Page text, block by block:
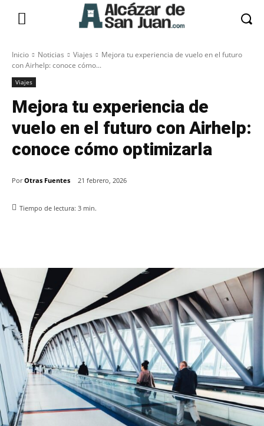
Inicio Noticias Viajes
Mejora tu experiencia de vuelo en el futuro
con Airhelp: conoce cómo...
Viajes
Mejora tu experiencia de
vuelo en el futuro con Airhelp:
conoce cómo optimizarla
Por Otras Fuentes 21 febrero, 2026
Tiempo de lectura: 3 min.